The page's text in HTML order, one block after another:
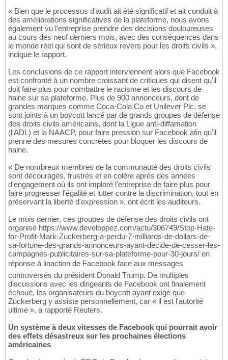
« Bien que le processus d'audit ait été significatif et ait conduit à
des améliorations significatives de la plateforme, nous avons
également vu l'entreprise prendre des décisions douloureuses
au cours des neuf derniers mois, avec des conséquences dans
le monde réel qui sont de sérieux revers pour les droits civils »,
indique le rapport.
Les conclusions de ce rapport interviennent alors que Facebook
est confronté à un nombre croissant de critiques qui disent qu'il
doit faire plus pour combattre le racisme et les discours de
haine sur sa plateforme. Plus de 900 annonceurs, dont de
grandes marques comme Coca-Cola Co et Unilever Plc, se
sont joints à un boycott lancé par de grands groupes de défense
des droits civils américains, dont la Ligue anti-diffamation
(l'ADL) et la NAACP, pour faire pression sur Facebook afin qu'il
prenne des mesures concrètes pour bloquer les discours de
haine.
« De nombreux membres de la communauté des droits civils
sont découragés, frustrés et en colère après des années
d'engagement où ils ont imploré l'entreprise de faire plus pour
faire progresser l'égalité et lutter contre la discrimination, tout en
préservant la liberté d'expression », ont écrit les auditeurs.
Le mois dernier, ces groupes de défense des droits civils ont
organisé https://www.developpez.com/actu/306749/Stop-Hate-
for-Profit-Mark-Zuckerberg-a-perdu-7-milliards-de-dollars-de-
sa-fortune-des-grands-annonceurs-ayant-decide-de-cesser-les-
campagnes-publicitaires-sur-sa-plateforme-pour-30-jours/ en
réponse à linaction de Facebook face aux messages
controversés du président Donald Trump. De multiples
discussions avec les dirigeants de Facebook ont finalement
échoué, les organisateurs du boycott ayant exigé que
Zuckerberg y assiste personnellement, car « il est l'autorité
ultime », a rapporté Reuters.
Un système à deux vitesses de Facebook qui pourrait avoir
des effets désastreux sur les prochaines élections
américaines